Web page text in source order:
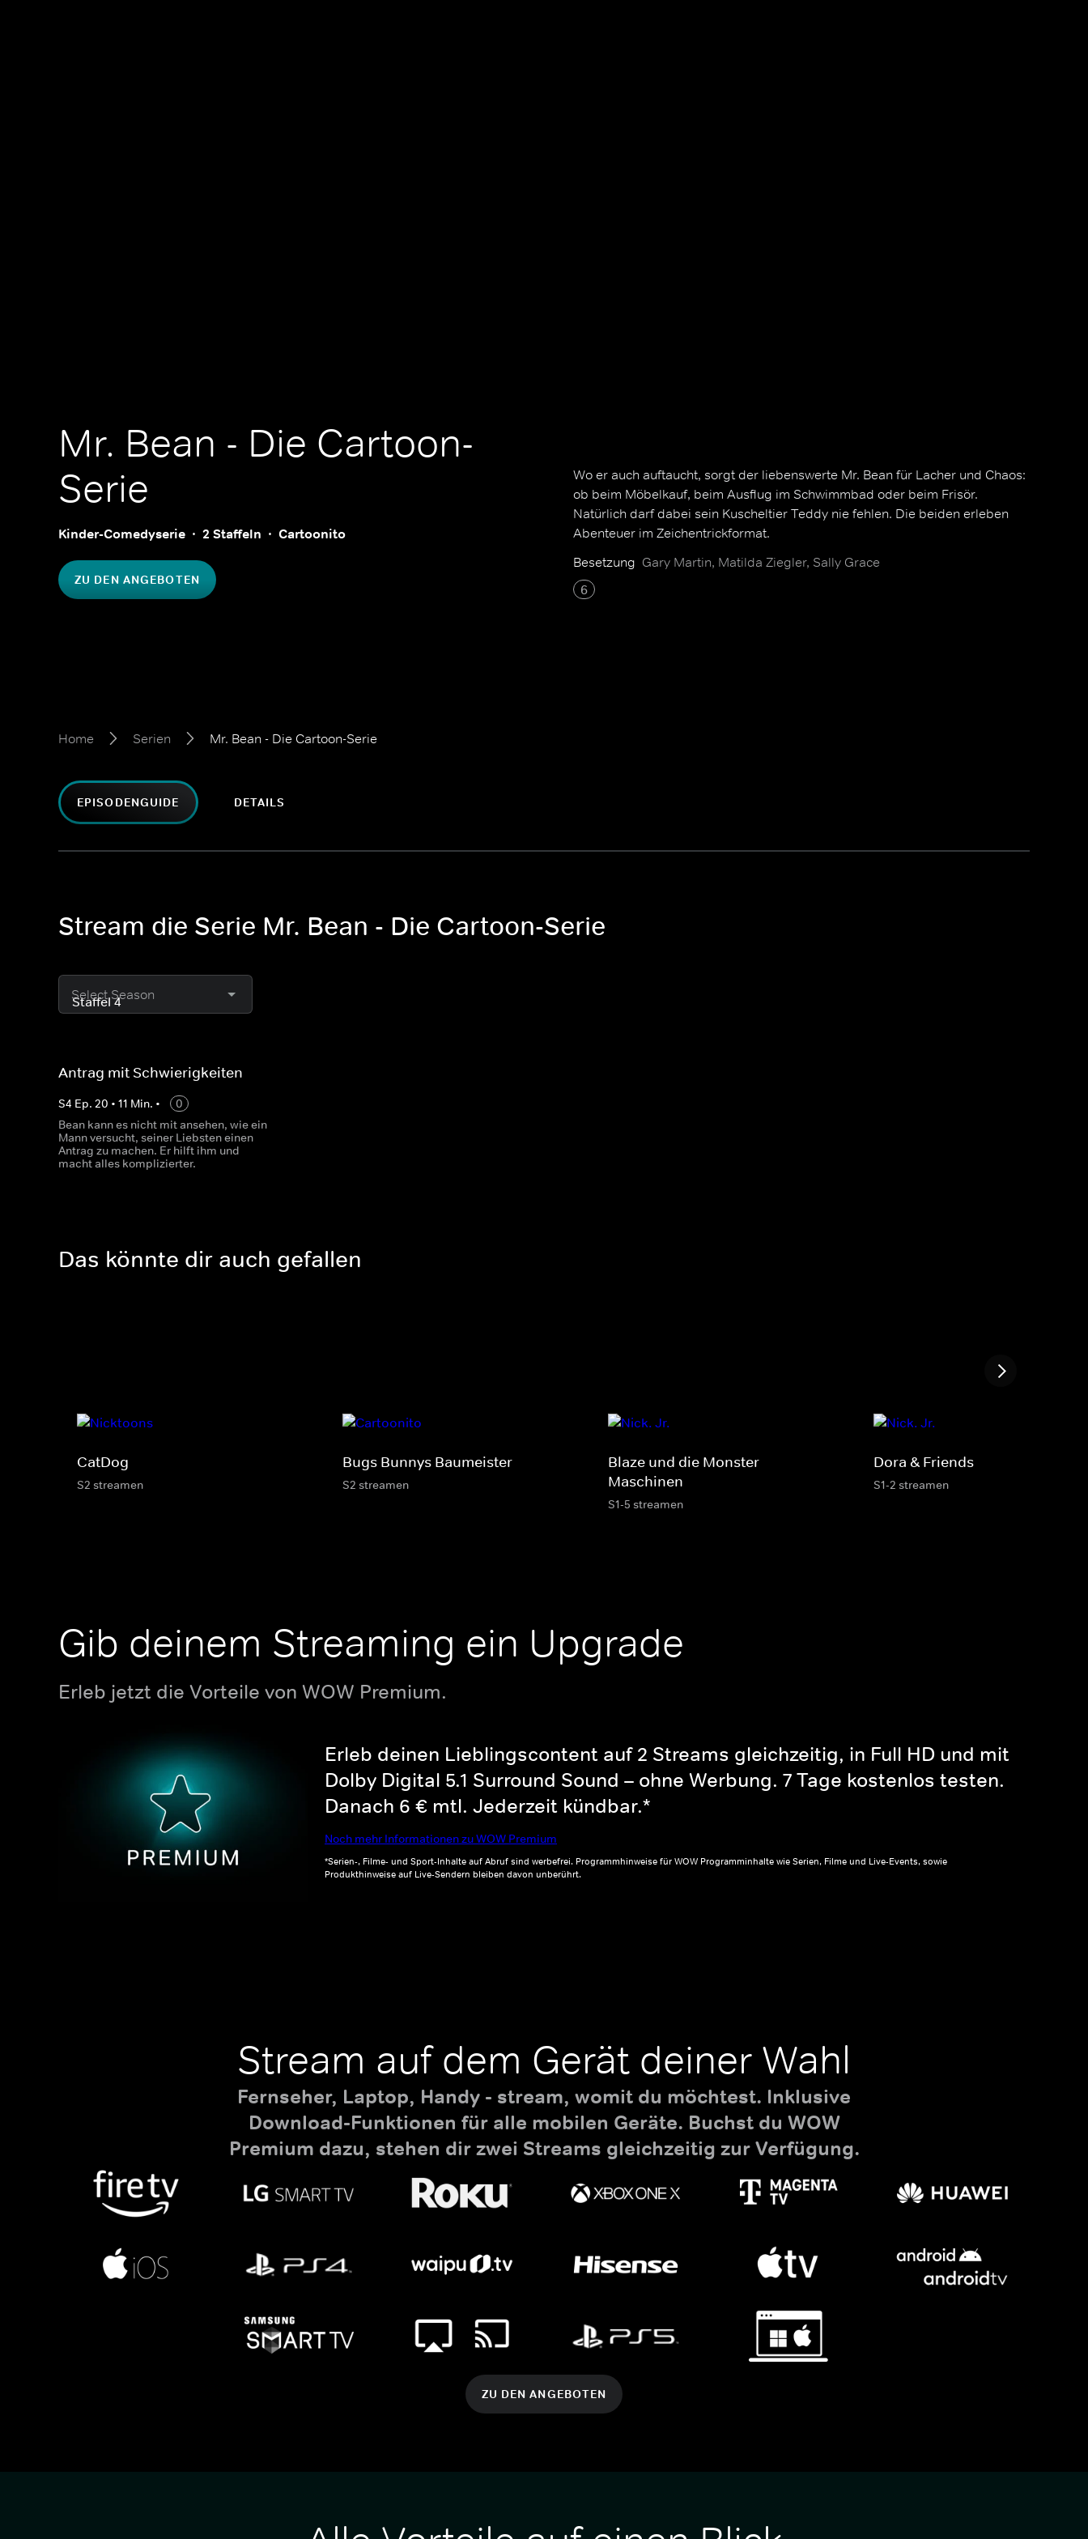
Mr. Bean - Die Cartoon-
Serie
Kinder-Comedyserie 2 Staffeln Cartoonito
ZU DEN ANGEBOTEN
Wo er auch auftaucht, sorgt der liebenswerte Mr. Bean für Lacher und Chaos:
ob beim Möbelkauf, beim Ausflug im Schwimmbad oder beim Frisör.
Natürlich darf dabei sein Kuscheltier Teddy nie fehlen. Die beiden erleben
Abenteuer im Zeichentrickformat.
Besetzung Gary Martin, Matilda Ziegler, Sally Grace
6
Home Serien Mr. Bean - Die Cartoon-Serie
EPISODENGUIDE DETAILS
Stream die Serie Mr. Bean - Die Cartoon-Serie
Select Season
Antrag mit Schwierigkeiten
S4 Ep. 20 • 11 Min. •
0
Bean kann es nicht mit ansehen, wie ein
Mann versucht, seiner Liebsten einen
Antrag zu machen. Er hilft ihm und
macht alles komplizierter.
Das könnte dir auch gefallen
CatDog
S2 streamen
Bugs Bunnys Baumeister
S2 streamen
Blaze und die Monster-
Maschinen
S1-5 streamen
Dora & Friends
S1-2 streamen
Gib deinem Streaming ein Upgrade
Erleb jetzt die Vorteile von WOW Premium.
Erleb deinen Lieblingscontent auf 2 Streams gleichzeitig, in Full HD und mit
Dolby Digital 5.1 Surround Sound – ohne Werbung. 7 Tage kostenlos testen.
Danach 6 € mtl. Jederzeit kündbar.*
Noch mehr Informationen zu WOW Premium
*Serien-, Filme- und Sport-Inhalte auf Abruf sind werbefrei. Programmhinweise für WOW Programminhalte wie Serien, Filme und Live-Events, sowie
Produkthinweise auf Live-Sendern bleiben davon unberührt.
Stream auf dem Gerät deiner Wahl
Fernseher, Laptop, Handy - stream, womit du möchtest. Inklusive
Download-Funktionen für alle mobilen Geräte. Buchst du WOW
Premium dazu, stehen dir zwei Streams gleichzeitig zur Verfügung.
ZU DEN ANGEBOTEN